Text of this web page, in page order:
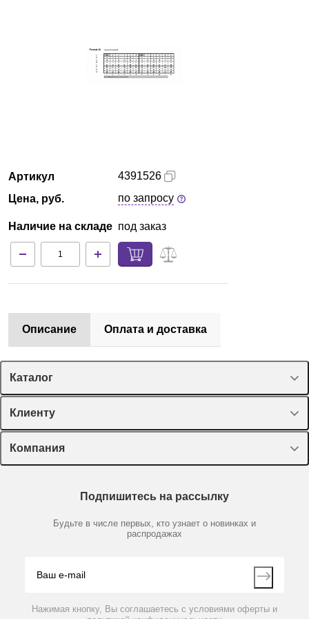
Партнеры
Технический сервис
Доставка и оплата
Артикул
Цена, руб.
Наличие на складе
4391526
по запросу
под заказ
Описание Оплата и доставка
Каталог
Спецпредложения
Оборудование, приборы
Пластик, стекло, принадлежности
Химические реактивы, препараты, наборы
Производители
Клиенту
Лекторий Диаэм
Доставка и оплата
Мобильное приложение
Компания
Партнеры
Контакты
Подпишитесь на рассылку
Будьте в числе первых, кто узнает о новинках и
распродажах
Нажимая кнопку, Вы соглашаетесь с условиями оферты и